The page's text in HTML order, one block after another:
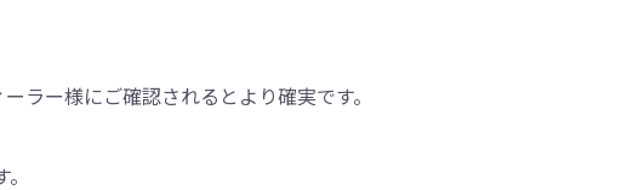
ラー様にご確認されるとより確実です。